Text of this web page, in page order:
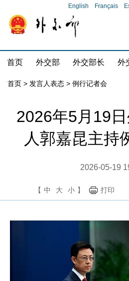
English Français
首页 外交部 外交部长 外
首页 > 发言人表态 > 例行记者会
2026年5月19
人郭嘉昆主持
2026-05-19
【 中 大 小 】 打印